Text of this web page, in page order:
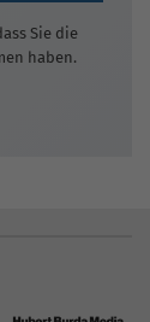
Sie die
haben.